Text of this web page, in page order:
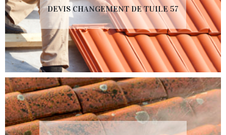
DEVIS CHANGEMENT DE TUILE 57